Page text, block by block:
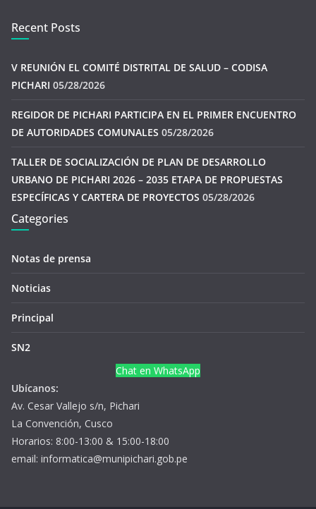
Recent Posts
V REUNIÓN EL COMITÉ DISTRITAL DE SALUD – CODISA
PICHARI 05/28/2026
REGIDOR DE PICHARI PARTICIPA EN EL PRIMER ENCUENTRO
DE AUTORIDADES COMUNALES 05/28/2026
TALLER DE SOCIALIZACIÓN DE PLAN DE DESARROLLO
URBANO DE PICHARI 2026 – 2035 ETAPA DE PROPUESTAS
ESPECÍFICAS Y CARTERA DE PROYECTOS 05/28/2026
Categories
Notas de prensa
Noticias
Principal
SN2
Chat en WhatsApp
Ubícanos:
Av. Cesar Vallejo s/n, Pichari
La Convención, Cusco
Horarios: 8:00-13:00 & 15:00-18:00
email: informatica@munipichari.gob.pe